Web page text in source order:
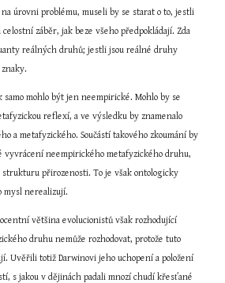
úrovni problému, museli by se starat o to, jestli
záběr, jak beze všeho předpokládají. Zda
reálných druhů; jestli jsou reálné druhy
samo mohlo být jen neempirické. Mohlo by se
reflexí, a ve výsledku by znamenalo
a metafyzického. Součástí takového zkoumání by
vyvrácení neempirického metafyzického druhu,
strukturu přirozenosti. To je však ontologicky
mysl nerealizují.
většina evolucionistů však rozhodující
druhu nemůže rozhodovat, protože tuto
Uvěřili totiž Darwinovi jeho uchopení a položení
s jakou v dějinách padali mnozí chudí křesťané